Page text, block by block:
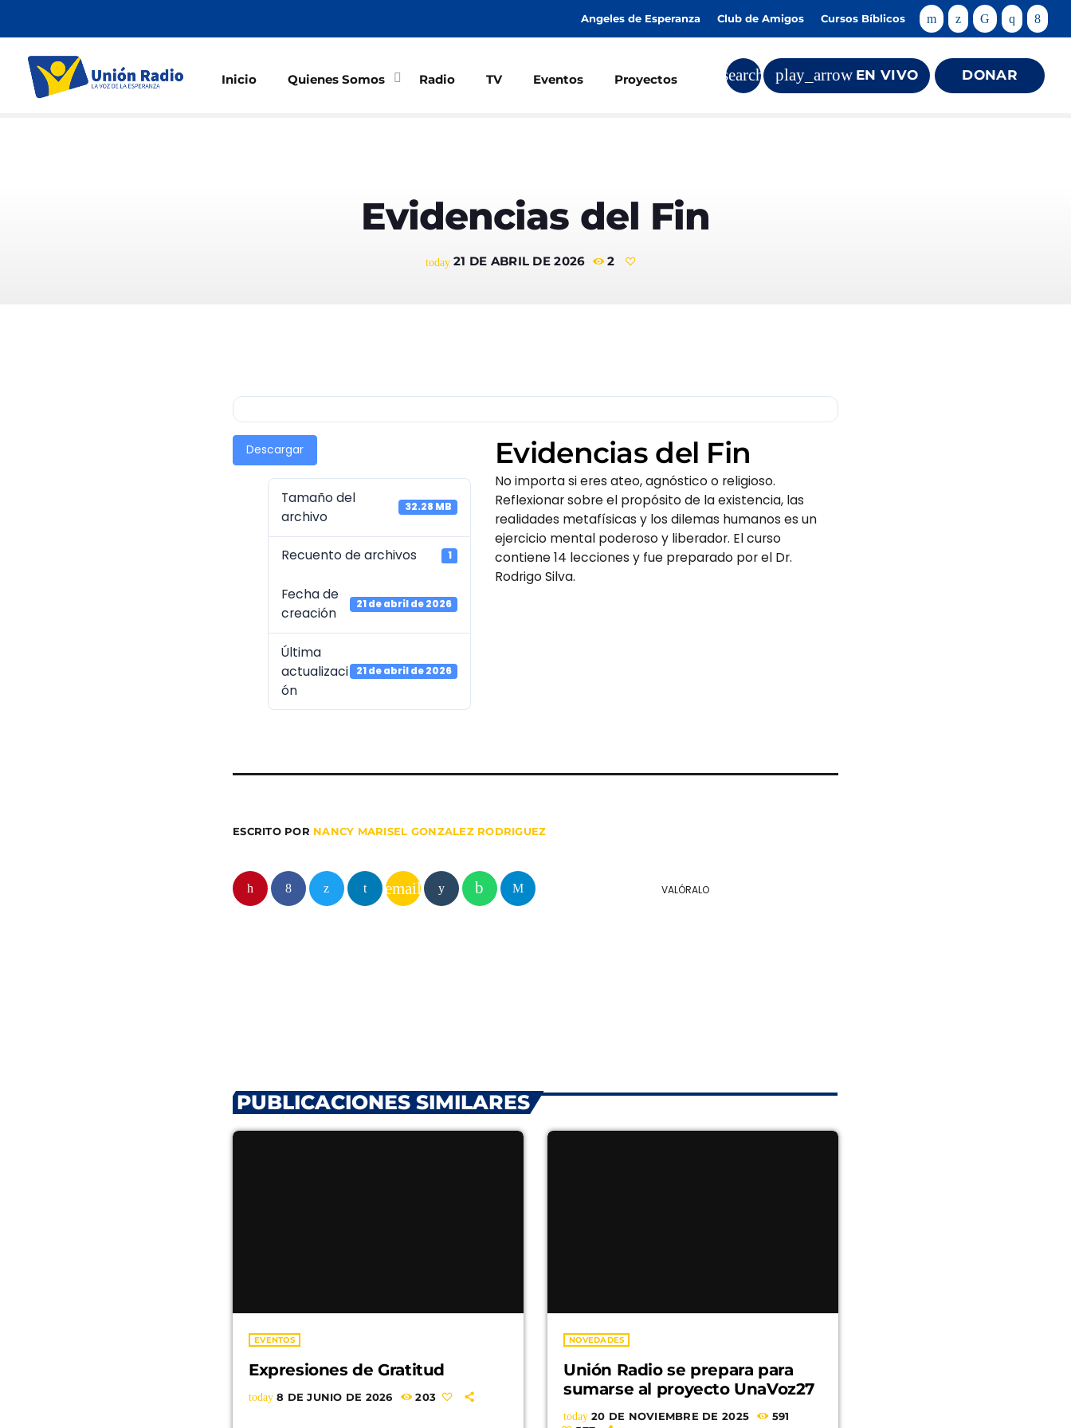
Angeles de Esperanza Club de Amigos Cursos Bíblicos
Inicio Quienes Somos Radio TV Eventos Proyectos search play_arrow EN VIVO DONAR
close
agosto 2025
marzo 2025
diciembre 2024
noviembre 2024
Proyectos
Evidencias del Fin
today 21 DE ABRIL DE 2026 2
Descargar
Tamaño del
archivo
32.28 MB
Recuento de archivos 1
Fecha de
creación
21 de abril de 2026
Última
actualizaci
ón
21 de abril de 2026
Evidencias del Fin
No importa si eres ateo, agnóstico o religioso.
Reflexionar sobre el propósito de la existencia, las
realidades metafísicas y los dilemas humanos es un
ejercicio mental poderoso y liberador. El curso
contiene 14 lecciones y fue preparado por el Dr.
Rodrigo Silva.
ESCRITO POR NANCY MARISEL GONZALEZ RODRIGUEZ
email VALÓRALO
PUBLICACIONES SIMILARES
EVENTOS
Expresiones de Gratitud
today 8 DE JUNIO DE 2026 203
NOVEDADES
Unión Radio se prepara para
sumarse al proyecto UnaVoz27
today 20 DE NOVIEMBRE DE 2025
591